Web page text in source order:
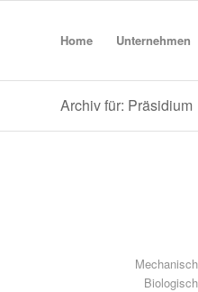
Home Unternehmen
Archiv für: Präsidium